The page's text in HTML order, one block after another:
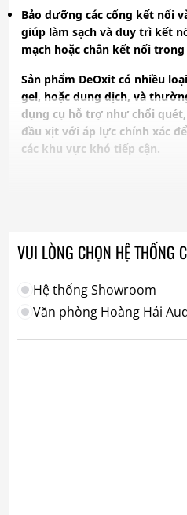
Bảo dưỡng các cổng kết nối
giúp làm sạch và duy trì kết
mạch hoặc chân kết nối
Sản phẩm DeOxit có nhiều
gel, hoặc dung dịch, và
dụng cụ hỗ trợ như chổi
đầu xịt với áp lực chính xác
các khu vực khó tiếp cận.
VUI LÒNG CHỌN HỆ THỐNG
Hệ thống Showroom
Văn phòng Hoàng Hải